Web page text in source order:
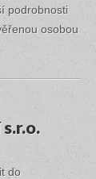
podrobnosti
osobou
do